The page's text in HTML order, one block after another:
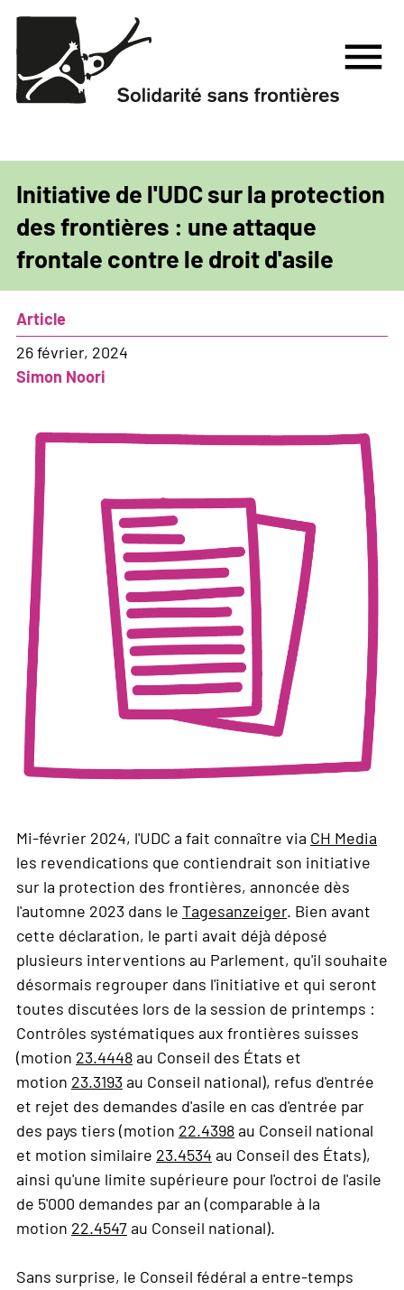
Aller
contenu
principal
menu
Initiative de l'UDC sur la protection
des frontières : une attaque
frontale contre le droit d'asile
Article
26 février, 2024
Simon Noori
Mi-février 2024, l'UDC a fait connaître via CH Media
les revendications que contiendrait son initiative
sur la protection des frontières, annoncée dès
l'automne 2023 dans le Tagesanzeiger. Bien avant
cette déclaration, le parti avait déjà déposé
plusieurs interventions au Parlement, qu'il souhaite
désormais regrouper dans l'initiative et qui seront
toutes discutées lors de la session de printemps :
Contrôles systématiques aux frontières suisses
(motion 23.4448au Conseil des États et
motion 23.3193 au Conseil national), refus d'entrée
et rejet des demandes d'asile en cas d'entrée par
des pays tiers (motion 22.4398au Conseil national
et motion similaire 23.4534 au Conseil des États),
ainsi qu'une limite supérieure pour l'octroi de l'asile
de 5'000 demandes par an (comparable à la
motion 22.4547au Conseil national).
Sans surprise, le Conseil fédéral a entre-temps